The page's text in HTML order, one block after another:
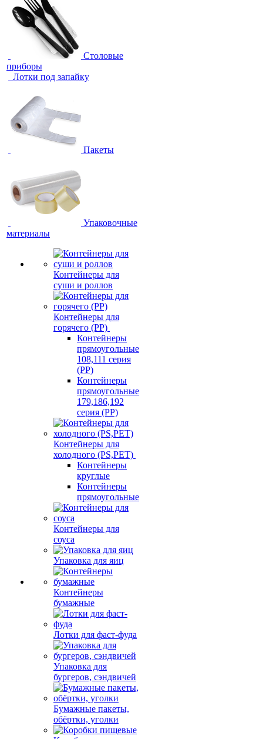
Столовые
приборы
Лотки под запайку
Пакеты
Упаковочные
материалы
Контейнеры для
суши и роллов
Контейнеры для
горячего (PP)
Контейнеры
прямоугольные
108,111 серия
(PP)
Контейнеры
прямоугольные
179,186,192
серия (PP)
Контейнеры для
холодного (PS,PET)
Контейнеры
круглые
Контейнеры
прямоугольные
Контейнеры для
соуса
Упаковка для яиц
Контейнеры
бумажные
Лотки для фаст-фуда
Упаковка для
бургеров, сэндвичей
Бумажные пакеты,
обёртки, уголки